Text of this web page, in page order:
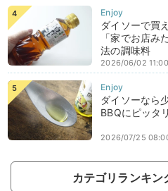
ダイソーで買
「家でお店
法の調味料
2026/06/02 11:00
ダイソーなら
BBQにピッタ
2026/07/25
カテゴリランキン